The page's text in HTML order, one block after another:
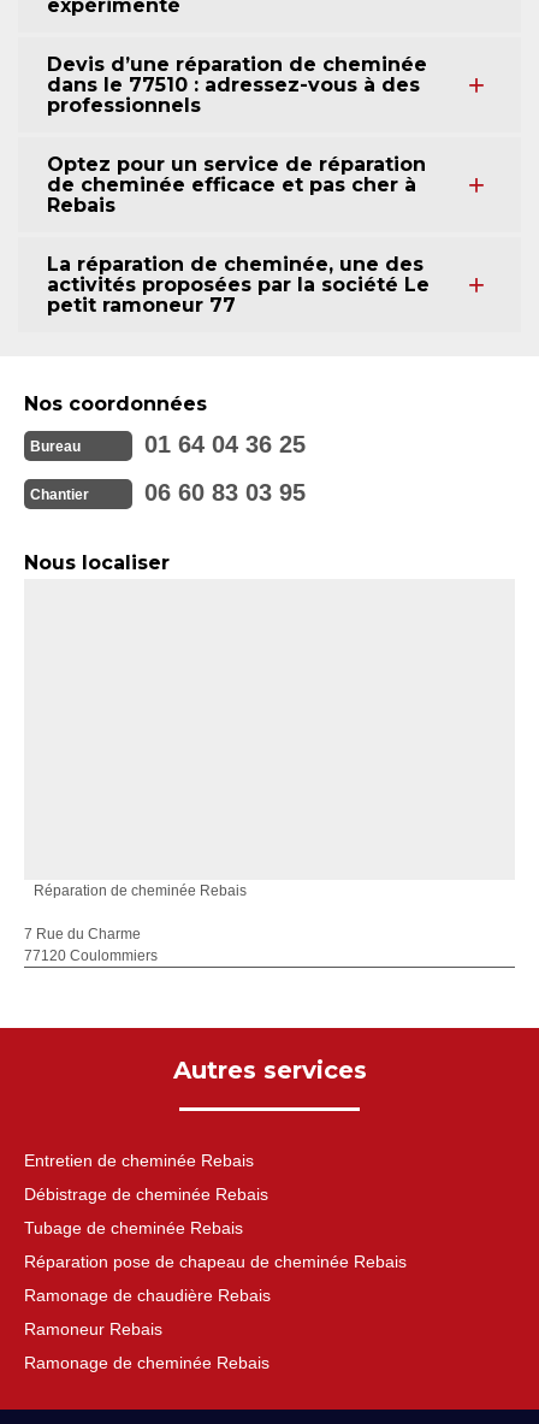
expérimenté
Devis d’une réparation de cheminée
dans le 77510 : adressez-vous à des
professionnels
Optez pour un service de réparation
de cheminée efficace et pas cher à
Rebais
La réparation de cheminée, une des
activités proposées par la société Le
petit ramoneur 77
Nos coordonnées
Bureau 01 64 04 36 25
Chantier 06 60 83 03 95
Nous localiser
Réparation de cheminée Rebais
7 Rue du Charme
77120 Coulommiers
Autres services
Entretien de cheminée Rebais
Débistrage de cheminée Rebais
Tubage de cheminée Rebais
Réparation pose de chapeau de cheminée Rebais
Ramonage de chaudière Rebais
Ramoneur Rebais
Ramonage de cheminée Rebais